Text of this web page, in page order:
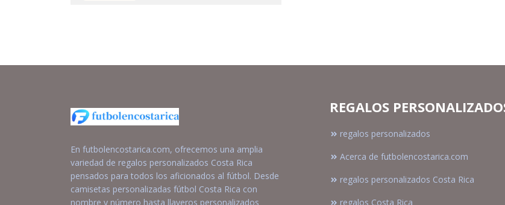
En futbolencostarica.com, ofrecemos una amplia
variedad de regalos personalizados Costa Rica
pensados para todos los aficionados al fútbol. Desde
camisetas personalizadas fútbol Costa Rica con
nombre y número hasta llaveros personalizados
REGALOS
regalos personalizados
Acerca de futbolencostarica.com
regalos personalizados Costa Rica
regalos Costa Rica